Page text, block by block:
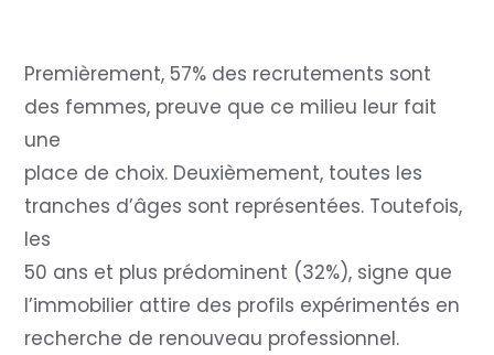
Premièrement, 57% des recrutements sont
des femmes, preuve que ce milieu leur fait
une
place de choix. Deuxièmement, toutes les
tranches d’âges sont représentées. Toutefois,
les
50 ans et plus prédominent (32%), signe que
l’immobilier attire des profils expérimentés en
recherche de renouveau professionnel.